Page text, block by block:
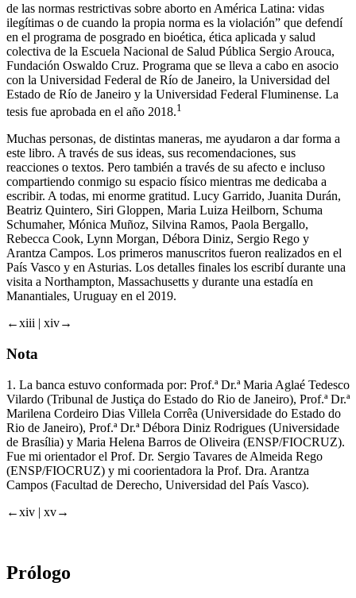
de las normas restrictivas sobre aborto en América Latina: vidas
ilegítimas o de cuando la propia norma es la violación” que defendí
en el programa de posgrado en bioética, ética aplicada y salud
colectiva de la Escuela Nacional de Salud Pública Sergio Arouca,
Fundación Oswaldo Cruz. Programa que se lleva a cabo en asocio
con la Universidad Federal de Río de Janeiro, la Universidad del
Estado de Río de Janeiro y la Universidad Federal Fluminense. La
tesis fue aprobada en el año 2018.1
Muchas personas, de distintas maneras, me ayudaron a dar forma a
este libro. A través de sus ideas, sus recomendaciones, sus
reacciones o textos. Pero también a través de su afecto e incluso
compartiendo conmigo su espacio físico mientras me dedicaba a
escribir. A todas, mi enorme gratitud. Lucy Garrido, Juanita Durán,
Beatriz Quintero, Siri Gloppen, Maria Luiza Heilborn, Schuma
Schumaher, Mónica Muñoz, Silvina Ramos, Paola Bergallo,
Rebecca Cook, Lynn Morgan, Débora Diniz, Sergio Rego y
Arantza Campos. Los primeros manuscritos fueron realizados en el
País Vasco y en Asturias. Los detalles finales los escribí durante una
visita a Northampton, Massachusetts y durante una estadía en
Manantiales, Uruguay en el 2019.
←xiii | xiv→
Nota
1. La banca estuvo conformada por: Prof.ª Dr.ª Maria Aglaé Tedesco
Vilardo (Tribunal de Justiça do Estado do Rio de Janeiro), Prof.ª Dr.ª
Marilena Cordeiro Dias Villela Corrêa (Universidade do Estado do
Rio de Janeiro), Prof.ª Dr.ª Débora Diniz Rodrigues (Universidade
de Brasília) y Maria Helena Barros de Oliveira (ENSP/FIOCRUZ).
Fue mi orientador el Prof. Dr. Sergio Tavares de Almeida Rego
(ENSP/FIOCRUZ) y mi coorientadora la Prof. Dra. Arantza
Campos (Facultad de Derecho, Universidad del País Vasco).
←xiv | xv→
Prólogo